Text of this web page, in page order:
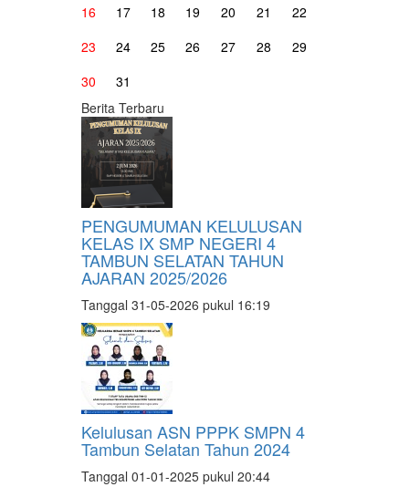
16
17 18 19 20 21
22
23
24 25 26 27 28
29
30
31
Berita Terbaru
PENGUMUMAN KELULUSAN
KELAS IX SMP NEGERI 4
TAMBUN SELATAN TAHUN
AJARAN 2025/2026
Tanggal 31-05-2026 pukul 16:19
Kelulusan ASN PPPK SMPN 4
Tambun Selatan Tahun 2024
Tanggal 01-01-2025 pukul 20:44